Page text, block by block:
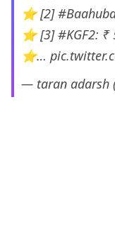
⭐️ [2]
⭐️ [3]#KGF2: ₹
⭐️…
— taran adarsh